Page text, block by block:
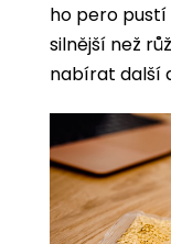
ho pero
silnější než
nabírat další